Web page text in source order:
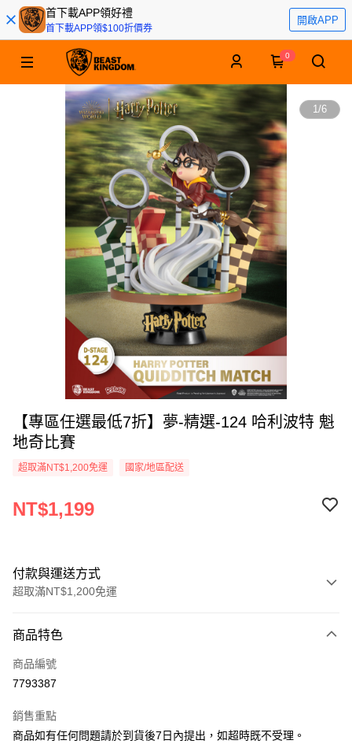
首下載APP領好禮
首下載APP領$100折價券
開啟APP
0
1/6
【專區任選最低7折】夢-精選-124 哈利波特 魁
地奇比賽
超取滿NT$1,200免運 國家/地區配送
NT$1,199
付款與運送方式
超取滿NT$1,200免運
信用卡一次付款
LINE Pay
街口支付
商品特色
商品編號
7793387
銷售重點
商品如有任何問題請於到貨後7日內提出，如超時既不受理。